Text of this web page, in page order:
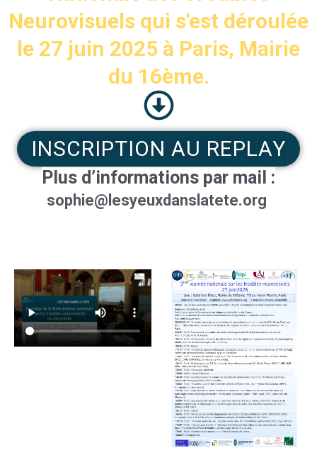
Neurovisuels qui s'est déroulée
le 27 juin 2025 à Paris, Mairie
du 16ème.
INSCRIPTION AU REPLAY
Plus d’informations par mail :
sophie@lesyeuxdanslatete.org